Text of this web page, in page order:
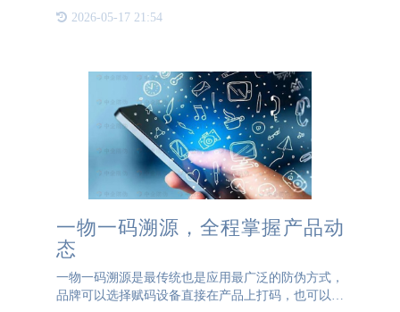
伪隐形码的原理、应用和优势，以及其在保护产品安
2026-05-17 21:54
一物一码溯源，全程掌握产品动
态
一物一码溯源是最传统也是应用最广泛的防伪方式，
品牌可以选择赋码设备直接在产品上打码，也可以采